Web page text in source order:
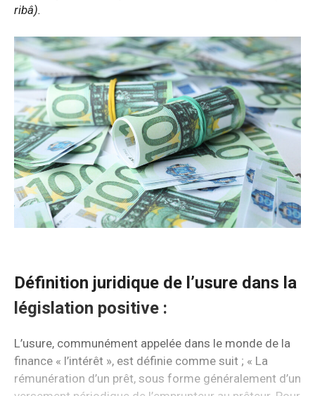
ribâ).
Définition juridique de l’usure dans la
législation positive :
L’usure, communément appelée dans le monde de la
finance « l’intérêt », est définie comme suit ; « La
rémunération d’un prêt, sous forme généralement d’un